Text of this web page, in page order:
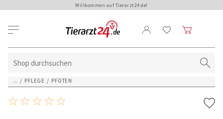
Willkommen auf Tierarzt24.de!
... / PFLEGE / PFOTEN